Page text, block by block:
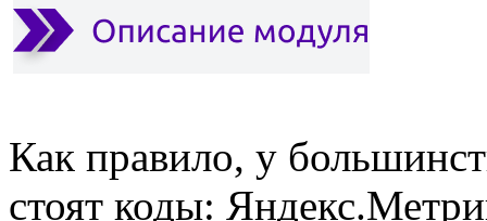
Как правило, у
стоят коды: